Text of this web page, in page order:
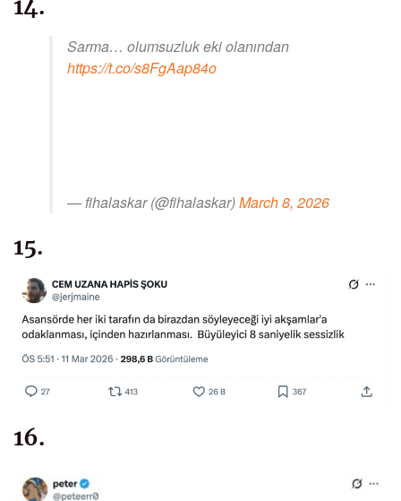
14.
Sarma… olumsuzluk eki olanından
https://t.co/s8FgAap84o
— fihalaskar (@fihalaskar)March 8, 2026
15.
16.